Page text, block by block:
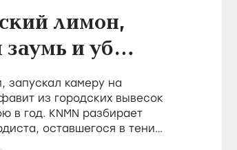
лимон,
и убой
Холлиса
камеру на
из городских вывесок
в год. KNMN разбирает
оставшегося в тени